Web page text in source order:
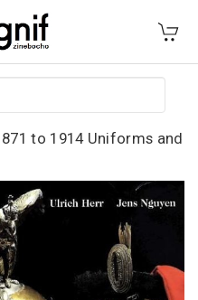
to 1914 Uniforms and